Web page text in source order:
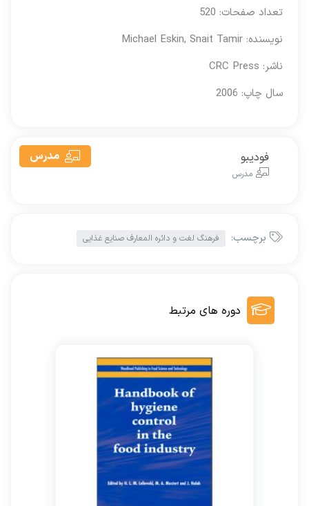
تعداد صفحات: 520
نویسنده: Michael Eskin, Snait Tamir
ناشر: CRC Press
سال چاپ: 2006
مدرس فودیبو
مدرس
برچسب: فرهنگ لغت و دائره المعارف صنایع غذایی
دوره های مرتبط